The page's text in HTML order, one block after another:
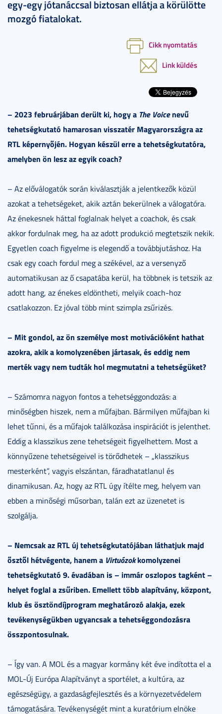
egy-egy jótanáccsal biztosan ellátja a körülötte
mozgó fiatalokat.
Cikk nyomtatás
Link küldés
– 2023 februárjában derült ki, hogy a The Voicenevű
tehetségkutató hamarosan visszatér Magyarországra az
RTL képernyőjén. Hogyan készül erre a tehetségkutatóra,
amelyben ön lesz az egyik coach?
– Az előválogatók során kiválasztják a jelentkezők közül
azokat a tehetségeket, akik aztán bekerülnek a válogatóra.
Az énekesnek háttal foglalnak helyet a coachok, és csak
akkor fordulnak meg, ha az adott produkció megtetszik nekik.
Egyetlen coach figyelme is elegendő a továbbjutáshoz. Ha
csak egy coach fordul meg a székével, az a versenyző
automatikusan az ő csapatába kerül, ha többnek is tetszik az
adott hang, az énekes eldöntheti, melyik coach-hoz
csatlakozzon. Ez jóval több mint szimpla zsűrizés.
– Mit gondol, az ön személye most motivációként hathat
azokra, akik a komolyzenében jártasak, és eddig nem
merték vagy nem tudták hol megmutatni a tehetségüket?
– Számomra nagyon fontos a tehetséggondozás: a
minőségben hiszek, nem a műfajban. Bármilyen műfajban ki
lehet tűnni, és a műfajok találkozása inspirációt is jelenthet.
Eddig a klasszikus zene tehetségeit figyelhettem. Most a
könnyűzene tehetségeivel is törődhetek – „klasszikus
mesterként”, vagyis elszántan, fáradhatatlanul és
dinamikusan. Az, hogy az RTL úgy ítélte meg, helyem van
ebben a minőségi műsorban, talán ezt az üzenetet is
szolgálja.
– Nemcsak az RTL új tehetségkutatójában láthatjuk majd
ősztől hétvégente, hanem a Virtuózokkomolyzenei
tehetségkutató 9. évadában is – immár oszlopos tagként –
helyet foglal a zsűriben. Emellett több alapítvány, központ,
klub és ösztöndíjprogram meghatározó alakja, ezek
tevékenységükben ugyancsak a tehetséggondozásra
összpontosulnak.
– Így van. A MOL és a magyar kormány két éve indította el a
MOL-Új Európa Alapítványt a sportélet, a kultúra, az
egészségügy, a gazdaságfejlesztés és a környezetvédelem
támogatására. Tevékenységét mint a kuratórium elnöke